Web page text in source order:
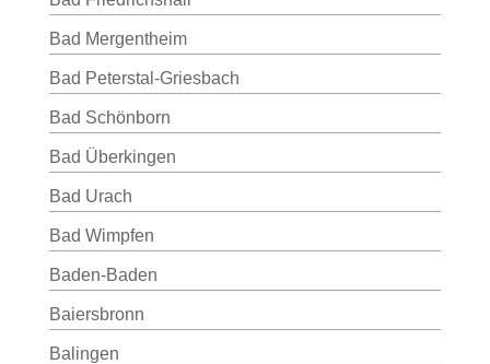
Bad Mergentheim
Bad Peterstal-Griesbach
Bad Schönborn
Bad Überkingen
Bad Urach
Bad Wimpfen
Baden-Baden
Baiersbronn
Balingen